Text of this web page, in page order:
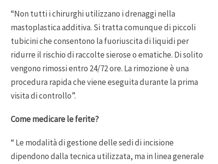
“Non tutti i chirurghi utilizzano i drenaggi nella
mastoplastica additiva. Si tratta comunque di piccoli
tubicini che consentono la fuoriuscita di liquidi per
ridurre il rischio di raccolte sierose o ematiche. Di solito
vengono rimossi entro 24/72 ore. La rimozione è una
procedura rapida che viene eseguita durante la prima
visita di controllo”.
Come medicare le ferite?
“ Le modalità di gestione delle sedi di incisione
dipendono dalla tecnica utilizzata, ma in linea generale